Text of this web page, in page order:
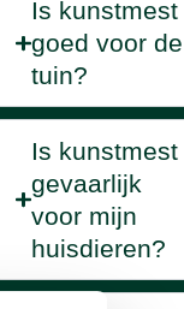
Is kunstmest
goed voor de
tuin?
Is kunstmest
gevaarlijk
voor mijn
huisdieren?